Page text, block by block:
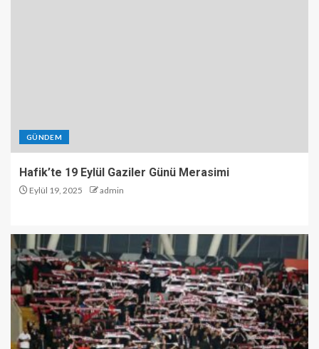
GÜNDEM
Hafik’te 19 Eylül Gaziler Günü Merasimi
Eylül 19, 2025 admin